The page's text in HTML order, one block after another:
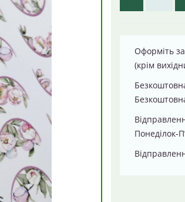
Оформіть
(крім
Понеділок-